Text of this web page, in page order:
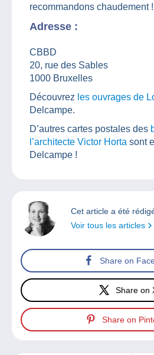
recommandons chaudement !
Adresse :
CBBD
20, rue des Sables
1000 Bruxelles
Découvrez les ouvrages de
Delcampe.
D’autres cartes postales des
l’architecte Victor Horta sont
Delcampe !
Cet article a été
Voir tous les articles
Share on
Share on
Share on